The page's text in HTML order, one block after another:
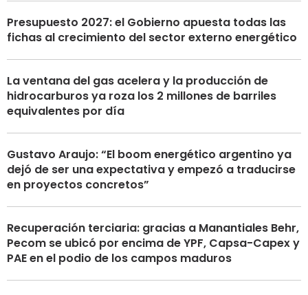
Presupuesto 2027: el Gobierno apuesta todas las
fichas al crecimiento del sector externo energético
La ventana del gas acelera y la producción de
hidrocarburos ya roza los 2 millones de barriles
equivalentes por día
Gustavo Araujo: “El boom energético argentino ya
dejó de ser una expectativa y empezó a traducirse
en proyectos concretos”
Recuperación terciaria: gracias a Manantiales Behr,
Pecom se ubicó por encima de YPF, Capsa-Capex y
PAE en el podio de los campos maduros